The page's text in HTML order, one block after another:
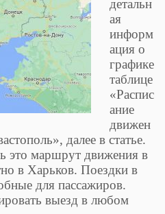
детальн
ая
информ
ация о
графике
таблице
«Распис
ание
движен
далее в статье.
это маршрут движения в
в Харьков. Поездки в
для пассажиров.
выезд в любом